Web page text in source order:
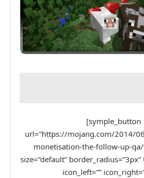
[symple_button
url=”https://mojang.com/2014/
monetisation-the-follow-up-qa/
size=”default” border_radius=”3px”
icon_left=””